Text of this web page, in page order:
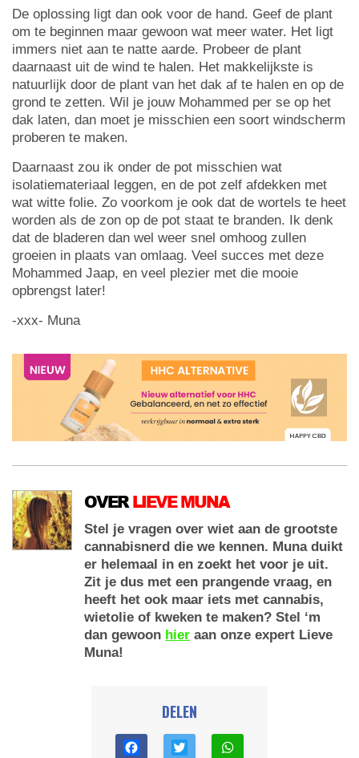
De oplossing ligt dan ook voor de hand. Geef de plant
om te beginnen maar gewoon wat meer water. Het ligt
immers niet aan te natte aarde. Probeer de plant
daarnaast uit de wind te halen. Het makkelijkste is
natuurlijk door de plant van het dak af te halen en op de
grond te zetten. Wil je jouw Mohammed per se op het
dak laten, dan moet je misschien een soort windscherm
proberen te maken.
Daarnaast zou ik onder de pot misschien wat
isolatiemateriaal leggen, en de pot zelf afdekken met
wat witte folie. Zo voorkom je ook dat de wortels te heet
worden als de zon op de pot staat te branden. Ik denk
dat de bladeren dan wel weer snel omhoog zullen
groeien in plaats van omlaag. Veel succes met deze
Mohammed Jaap, en veel plezier met die mooie
opbrengst later!
-xxx- Muna
OVERLIEVE MUNA
Stel je vragen over wiet aan de grootste
cannabisnerd die we kennen. Muna duikt
er helemaal in en zoekt het voor je uit.
Zit je dus met een prangende vraag, en
heeft het ook maar iets met cannabis,
wietolie of kweken te maken? Stel ‘m
dan gewoon hier aan onze expert Lieve
Muna!
DELEN